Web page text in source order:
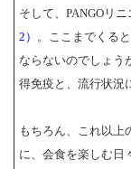
そして、PANGOリ
2）
。ここまでくる
ならないのでしょう
得免疫と、流行状況
もちろん、これ以上
に、会食を楽しむ日